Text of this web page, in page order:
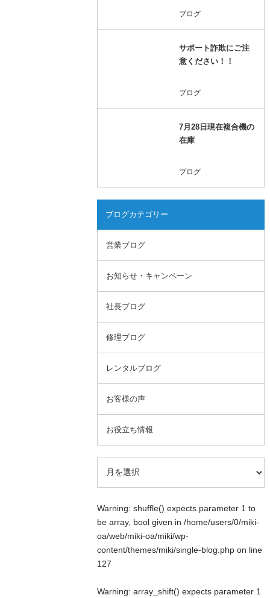
ブログ
サポート詐欺にご注
意ください！！
ブログ
7月28日現在複合機の
在庫
ブログ
ブログカテゴリー
営業ブログ
お知らせ・キャンペーン
社長ブログ
修理ブログ
レンタルブログ
お客様の声
お役立ち情報
Warning: shuffle() expects parameter 1 to
be array, bool given in/home/users/0/miki-
oa/web/miki-oa/miki/wp-
content/themes/miki/single-blog.php on line
127
Warning: array_shift() expects parameter 1